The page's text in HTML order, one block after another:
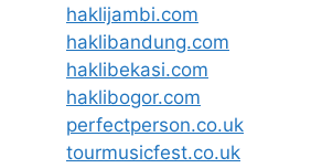
haklijambi.com
haklibandung.com
haklibekasi.com
haklibogor.com
perfectperson.co.uk
tourmusicfest.co.uk